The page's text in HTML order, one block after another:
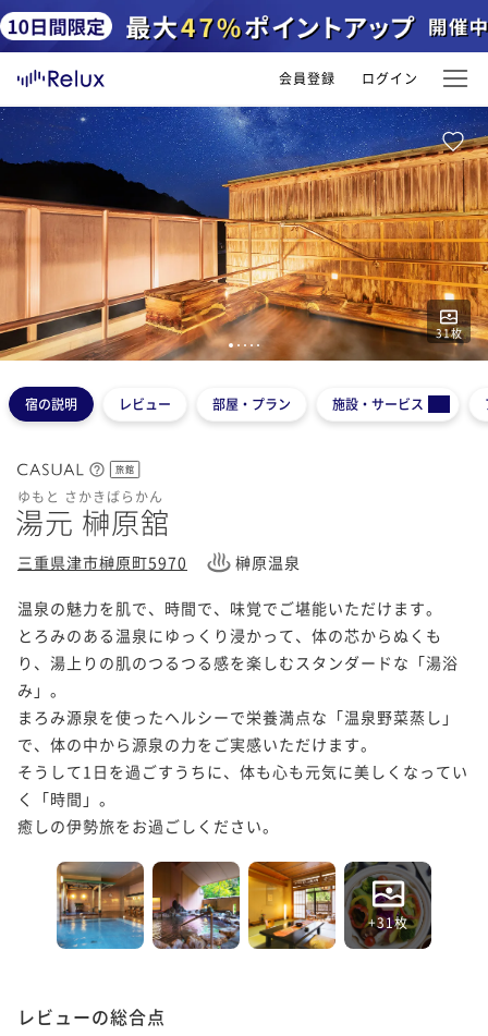
会員登録 ログイン
31枚
1 2 3 45
宿の説明 レビュー 部屋・プラン 施設・サービス
旅館
ゆもと さかきばらかん
湯元 榊原舘
三重県津市榊原町5970 榊原温泉
温泉の魅力を肌で、時間で、味覚でご堪能いただけます。
とろみのある温泉にゆっくり浸かって、体の芯からぬくも
り、湯上りの肌のつるつる感を楽しむスタンダードな「湯浴
み」。
まろみ源泉を使ったヘルシーで栄養満点な「温泉野菜蒸し」
で、体の中から源泉の力をご実感いただけます。
そうして1日を過ごすうちに、体も心も元気に美しくなってい
く「時間」。
癒しの伊勢旅をお過ごしください。
+31枚
レビューの総合点